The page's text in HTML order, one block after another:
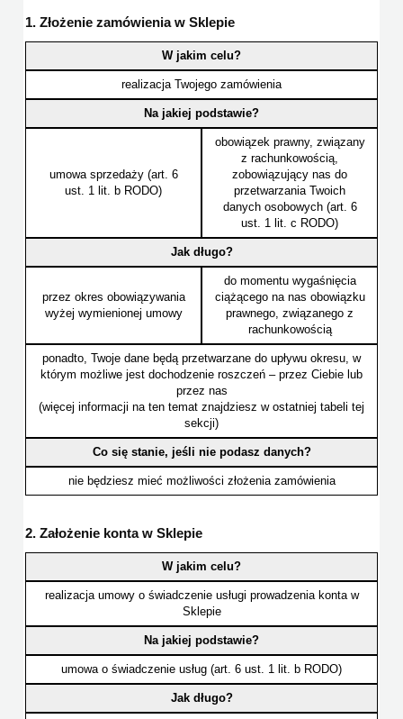
1. Złożenie zamówienia w Sklepie
W jakim celu?
realizacja Twojego zamówienia
Na jakiej podstawie?
umowa sprzedaży (art. 6
ust. 1 lit. b RODO)
obowiązek prawny, związany
z rachunkowością,
zobowiązujący nas do
przetwarzania Twoich
danych osobowych (art. 6
ust. 1 lit. c RODO)
Jak długo?
przez okres obowiązywania
wyżej wymienionej umowy
do momentu wygaśnięcia
ciążącego na nas obowiązku
prawnego, związanego z
rachunkowością
ponadto, Twoje dane będą przetwarzane do upływu okresu, w
którym możliwe jest dochodzenie roszczeń – przez Ciebie lub
przez nas
(więcej informacji na ten temat znajdziesz w ostatniej tabeli tej
sekcji)
Co się stanie, jeśli nie podasz danych?
nie będziesz mieć możliwości złożenia zamówienia
2. Założenie konta w Sklepie
W jakim celu?
realizacja umowy o świadczenie usługi prowadzenia konta w
Sklepie
Na jakiej podstawie?
umowa o świadczenie usług (art. 6 ust. 1 lit. b RODO)
Jak długo?